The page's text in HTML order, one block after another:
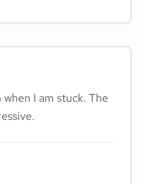
I am stuck. The